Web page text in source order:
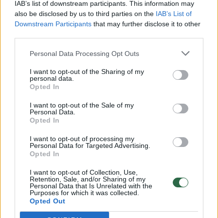
IAB’s list of downstream participants. This information may
also be disclosed by us to third parties on the IAB’s List of
Downstream Participants that may further disclose it to other
Personal Data Processing Opt Outs
I want to opt-out of the Sharing of my
personal data.
Opted In
I want to opt-out of the Sale of my
Personal Data.
Opted In
I want to opt-out of processing my
Personal Data for Targeted Advertising.
Opted In
I want to opt-out of Collection, Use,
Retention, Sale, and/or Sharing of my
Personal Data that Is Unrelated with the
Purposes for which it was collected.
Opted Out
Žinios | Lietuvos diena
Savaitės vidurys nusimato karštas: temperatūra kils iki
Žinios | Orai
00:15:54
V. Zalužno pasisakymą laiko bandymu įsitvirtinti
Ukrainos politikoje: jis yra neteisus
Laidos | Nauja diena
K. Prunskienės brolis prisiminė jaudinančią akimirką
prieš mirtį: „Tai buvo simbolinis mūsų pagerbimo
ženklas“
Žinios | Lietuvos diena